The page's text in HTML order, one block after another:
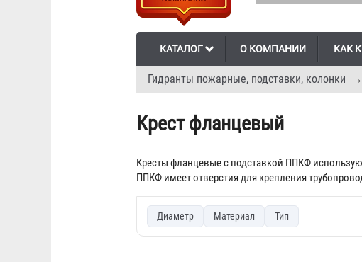
КАТАЛОГ О КОМПАНИИ КАК
Гидранты пожарные, подставки, колонки →
Крест фланцевый
Кресты фланцевые с подставкой ППКФ
ППКФ имеет отверстия для крепления
Диаметр Материал Тип